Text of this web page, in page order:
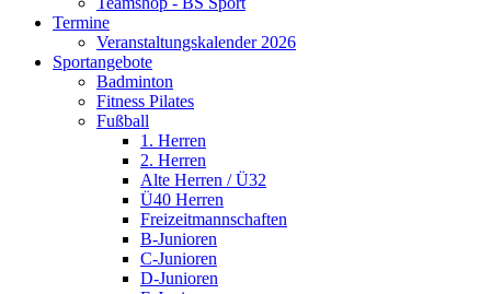
Termine
Veranstaltungskalender 2026
Sportangebote
Badminton
Fitness Pilates
Fußball
1. Herren
2. Herren
Alte Herren / Ü32
Ü40 Herren
Freizeitmannschaften
B-Junioren
C-Junioren
D-Junioren